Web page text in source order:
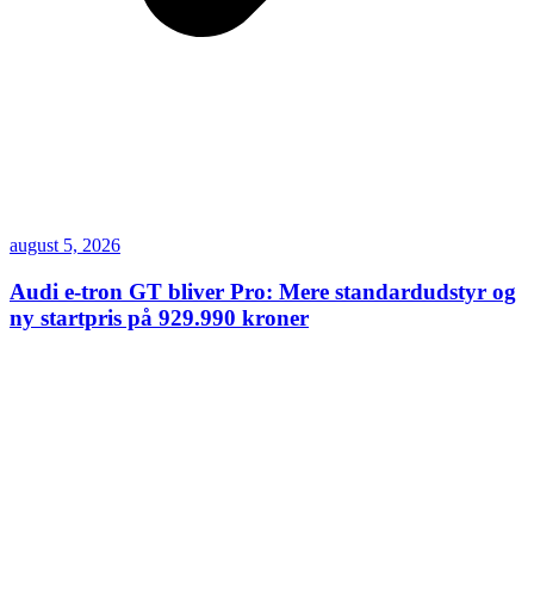
august 5, 2026
Audi e-tron GT bliver Pro: Mere standardudstyr og
ny startpris på 929.990 kroner